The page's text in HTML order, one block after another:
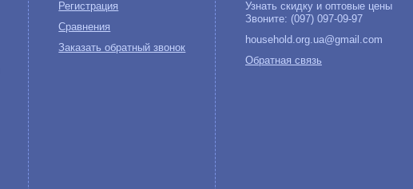
Регистрация
Сравнения
Заказать обратный звонок
Узнать скидку и оптовые цены
Звоните: (097) 097-09-97
household.org.ua@gmail.com
Обратная связь